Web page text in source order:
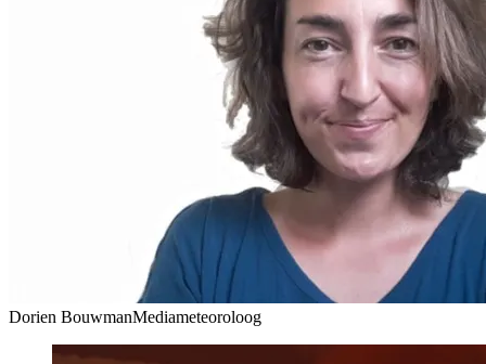
Dorien BouwmanMediameteoroloog